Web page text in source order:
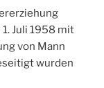
Juli 1958 mit
von Mann
wurden